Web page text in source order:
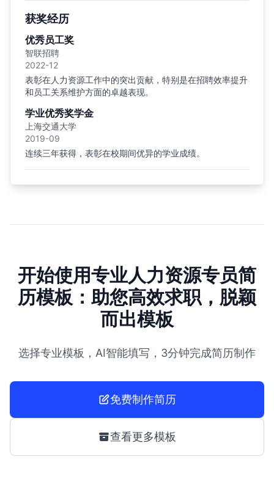
获奖经历
优秀员工奖
智联招聘
2022-12
表彰在人力资源工作中的突出贡献，特别是在招聘效率提升
和员工关系维护方面的卓越表现。
学业优秀奖学金
上海交通大学
2019-09
连续三年获得，表彰在校期间优异的学业成绩。
开始使用专业人力资源专员简
历模板：助您高效求职，脱颖
而出模板
选择专业模板，AI智能填写，3分钟完成简历制作
免费制作简历
查看更多模板